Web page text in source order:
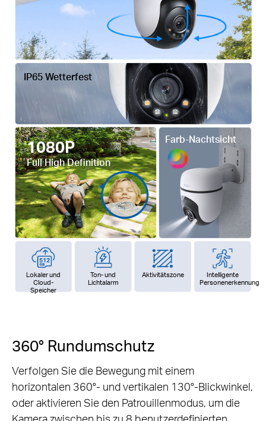
1080P
Full High Definition
Farb-Nachtsicht
IP65 Wetterfest
Lokaler und
Cloud-
Speicher
Ton- und
Lichtalarm
Aktivitätszone
Intelligente
Personenerkennung
360° Rundumschutz
Verfolgen Sie die Bewegung mit einem
horizontalen 360°- und vertikalen 130°-Blickwinkel,
oder aktivieren Sie den Patrouillenmodus, um die
Kamera zwischen bis zu 8 benutzerdefinierten